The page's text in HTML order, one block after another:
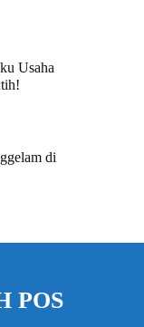
Usaha
di
POS